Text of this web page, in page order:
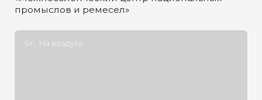
промыслов и ремесел»
6+ На воздухе